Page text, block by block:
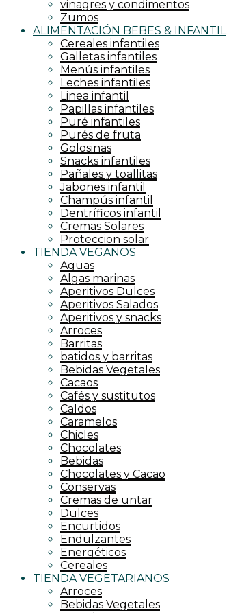
vinagres y condimentos
Zumos
ALIMENTACIÓN BEBES & INFANTIL
Cereales infantiles
Galletas infantiles
Menús infantiles
Leches infantiles
Linea infantil
Papillas infantiles
Puré infantiles
Purés de fruta
Golosinas
Snacks infantiles
Pañales y toallitas
Jabones infantil
Champús infantil
Dentríficos infantil
Cremas Solares
Proteccion solar
TIENDA VEGANOS
Aguas
Algas marinas
Aperitivos Dulces
Aperitivos Salados
Aperitivos y snacks
Arroces
Barritas
batidos y barritas
Bebidas Vegetales
Cacaos
Cafés y sustitutos
Caldos
Caramelos
Chicles
Chocolates
Bebidas
Chocolates y Cacao
Conservas
Cremas de untar
Dulces
Encurtidos
Endulzantes
Energéticos
Cereales
TIENDA VEGETARIANOS
Arroces
Bebidas Vegetales